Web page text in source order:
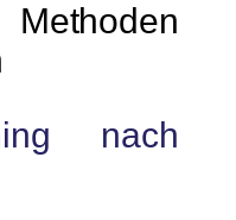
nach